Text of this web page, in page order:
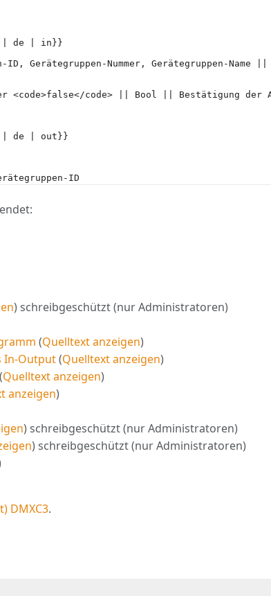
) schreibgeschützt (nur Administratoren)
(Quelltext anzeigen)
In-Output(Quelltext anzeigen)
(Quelltext anzeigen)
anzeigen)
) schreibgeschützt (nur Administratoren)
) schreibgeschützt (nur Administratoren)
DMXC3.